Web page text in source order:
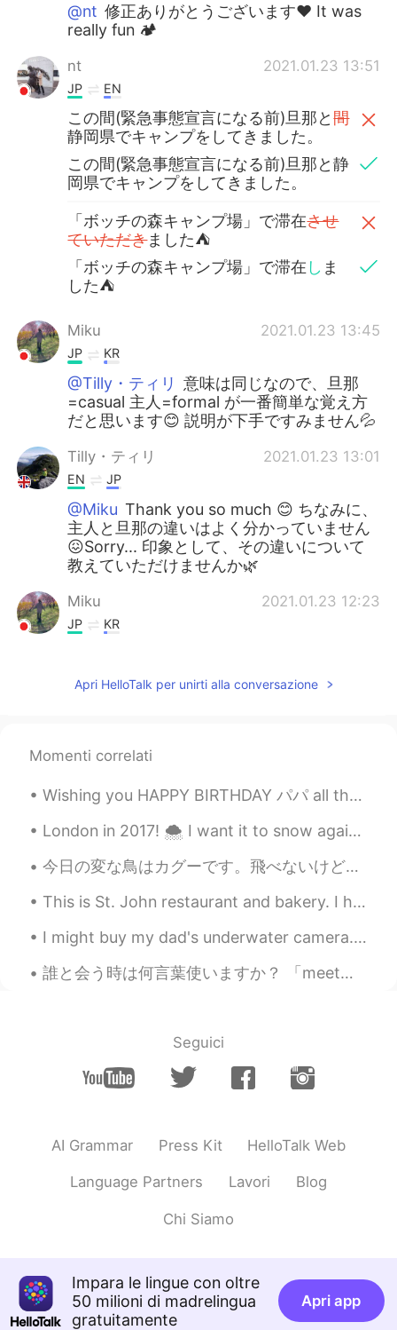
@nt 修正ありがとうございます❤️ It was
really fun 🏕️
nt 2021.01.23 13:51
JP EN
この間(緊急事態宣言になる前)旦那と間
静岡県でキャンプをしてきました。
この間(緊急事態宣言になる前)旦那と静
岡県でキャンプをしてきました。
「ボッチの森キャンプ場」で滞在させ
ていただきました⛺
「ボッチの森キャンプ場」で滞在 し ま
した⛺
Miku 2021.01.23 13:45
JP KR
@Tilly・ティリ 意味は同じなので、旦那
=casual 主人=formal が一番簡単な覚え方
だと思います😊 説明が下手ですみません💦
Tilly・ティリ 2021.01.23 13:01
EN JP
@Miku Thank you so much 😊 ちなみに、
主人と旦那の違いはよく分かっていません
😖Sorry... 印象として、その違いについて
教えていただけませんか🌿
Miku 2021.01.23 12:23
JP KR
キャンプをするために静岡県へ参りまし
Tilly・ティリ
EN
になります🌿
Tilly・ティリ 2021.01.23 12:11
EN JP
Thank you 😊
Tilly・ティリ 2021.01.23 12:11
が難しかったのですが、慣れたらとてもい
いですよね🏕️I love this tent and tarp now
haha 🌞
EN JP
@Miporin いいですね🌿I hope I can camp
in Yamanashi some time too ⛺
この間(緊急事態宣言になる前)旦那と間
静岡県でキャンプをしてきました。
Apri HelloTalk per unirti alla conversazione
Momenti correlati
Wishing you HAPPY BIRTHDAY パパ all the way from Japan. タンジョビおめてど。 I can’t travel from Tokyo becau...
London in 2017! 🌨 I want it to snow again because love the snow!⛄️ It hasn’t snowed in London fo...
今日の変な鳥はカグーです。飛べないけど走るのが好き。時々滑らかですが、時々髪が野放図です。 Today’s weird bird is the kagu. It cannot fly but ...
This is St. John restaurant and bakery. I had to show you because the food is so delicious! 🇬🇧 ...
I might buy my dad's underwater camera. Some lovely pictures that he took the last few days in th...
誰と会う時は何言葉使いますか？ 「meet」と言っちゃいそう人が多いと思いますが、実はそれは違いますよ😁 「また違うのかぁーー」ごめんごめん、だけど本当に。 簡単に説明します。 Meetは初めて...
Seguici
AI Grammar Press Kit HelloTalk Web
Language Partners Lavori Blog
Chi Siamo
Impara le lingue con oltre
50 milioni di madrelingua
gratuitamente
Apri app